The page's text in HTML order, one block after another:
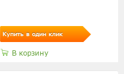
Купить в один клик
В корзину